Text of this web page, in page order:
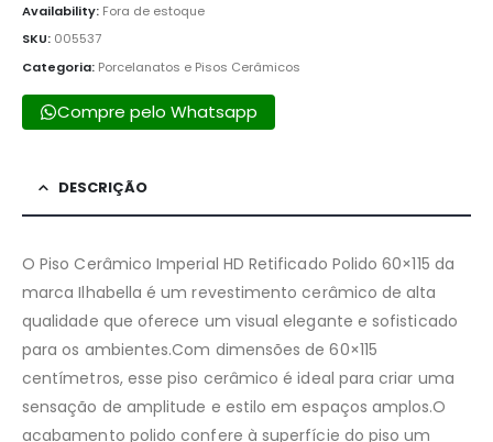
Availability: Fora de estoque
SKU: 005537
Categoria: Porcelanatos e Pisos Cerâmicos
Compre pelo Whatsapp
DESCRIÇÃO
O Piso Cerâmico Imperial HD Retificado Polido 60×115 da
marca Ilhabella é um revestimento cerâmico de alta
qualidade que oferece um visual elegante e sofisticado
para os ambientes.Com dimensões de 60×115
centímetros, esse piso cerâmico é ideal para criar uma
sensação de amplitude e estilo em espaços amplos.O
acabamento polido confere à superfície do piso um